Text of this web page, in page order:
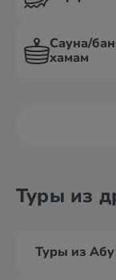
Сауна/
хамам
Туры из
Туры из